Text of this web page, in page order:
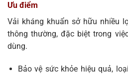
Ưu điểm
Vải kháng khuẩn sở hữu nhiều
thông thường, đặc biệt trong
dùng.
Bảo vệ sức khỏe hiệu quả,